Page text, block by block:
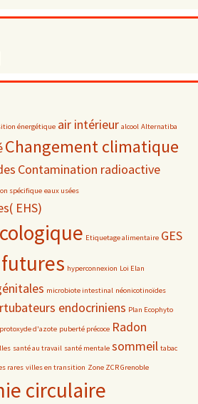
énergétique air intérieur alcool Alternatiba
Changement climatique
Contamination radioactive
spécifique eaux usées
EHS)
Etiquetage alimentaire GES
hyperconnexion Loi Elan
microbiote intestinal néonicotinoïdes
endocriniens Plan Ecophyto
protoxyde d'azote puberté précoce Radon
santé au travail santé mentale sommeil tabac
rares villes en transition Zone ZCR Grenoble
circulaire